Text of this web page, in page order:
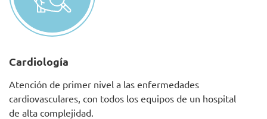
Cardiología
Atención de primer nivel a las enfermedades
cardiovasculares, con todos los equipos de un hospital
de alta complejidad.